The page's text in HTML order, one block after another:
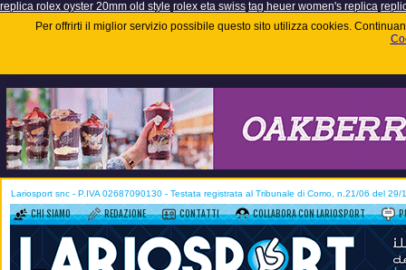
replica rolex oyster 20mm old style rolex eta swiss tag heuer women's replica
Per offrirti il miglior servizio possibile questo sito utilizza cookies.
Lariosport snc - P.IVA 02687090130 - Testata registrata al Tribunale di Como, n.21/06 del 29/
CHI SIAMO REDAZIONE CONTATTI COLLABORA CON LARIOSPORT